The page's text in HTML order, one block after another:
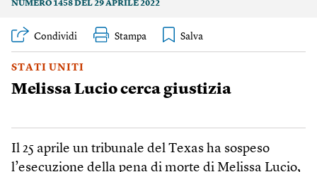
NUMERO 1458 DEL 29 APRILE 2022
Condividi Stampa
STATI UNITI
Melissa Lucio cerca giustizia
Il 25 aprile un tribunale del Texas ha sospeso
l’esecuzione della pena di morte di Melissa Lucio,